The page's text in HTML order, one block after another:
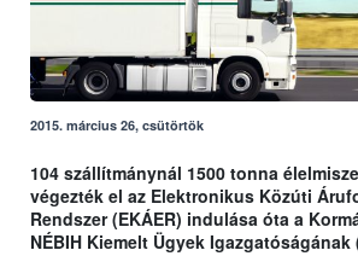
2015. március 26, csütörtök
104 szállítmánynál 1500 tonna
végezték el az Elektronikus Közúti
Rendszer (EKÁER) indulása óta a
NÉBIH Kiemelt Ügyek Igazgatóságának